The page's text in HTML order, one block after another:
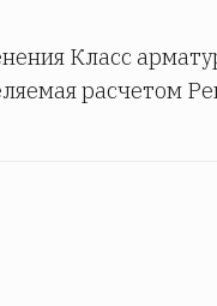
Класс
расчетом